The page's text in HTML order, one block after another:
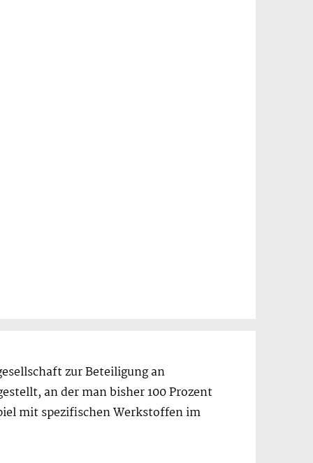
zur Beteiligung an
an der man bisher 100 Prozent
mit spezifischen Werkstoffen im